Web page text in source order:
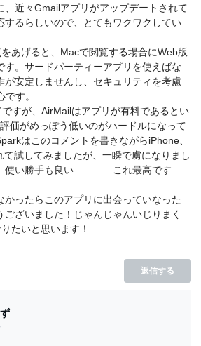
、近々Gmailアプリがアップデートされて
するらしいので、とてもワクワクしてい
あげると、Macで閲覧する場合にWeb版
す。サードパーティーアプリを使えばな
が安定しませんし、セキュリティを考慮
す。
すが、AirMailはアプリが有料であるとい
価がめっぽう低いのがハードルになって
はこのコメントを書きながらiPhone、
試してみましたが、一瞬で虜になりまし
い勝手も良い…………これ最高です
ったらこのアプリに出会っていなった
ございました！じゃんじゃんいじりまく
たいと思います！
返信する